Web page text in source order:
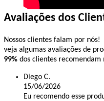
Avaliações dos
Nossos clientes falam por nós!
veja algumas avaliações de
99% dos clientes recomendam
Diego C.
15/06/2026
Eu recomendo esse